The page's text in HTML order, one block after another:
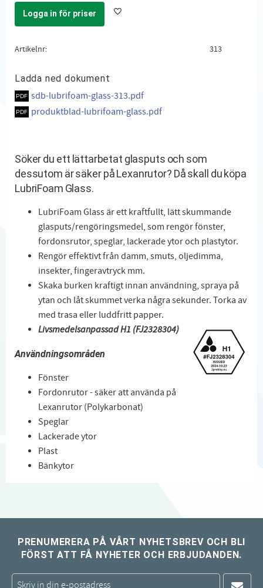
Logga in för priser Lägg till i favoriter
Artikelnr 313
Ladda ned dokument
sdb-lubrifoam-glass-313.pdf
produktblad-lubrifoam-glass.pdf
Söker du ett lättarbetat glasputs och som
dessutom är säker på Lexanrutor? Då skall du köpa
LubriFoam Glass.
LubriFoam Glass är ett kraftfullt, lätt skummande
glasputs/rengöringsmedel, som rengör fönster,
fordonsrutor, speglar, lackerade ytor och plastytor.
Rengör effektivt från damm, smuts, oljedimma,
insekter, fingeravtryck mm.
Skaka burken kraftigt innan användning, spraya på
ytan och låt skummet verka några sekunder. Torka av
med trasa eller luddfritt papper.
Livsmedelsanpassad H1 (FJ2328304)
Användningsområden
Fönster
Fordonrutor - säker att använda på
Lexanrutor (Polykarbonat)
Speglar
Lackerade ytor
Plast
Bänkytor
PRENUMERERA PÅ VÅRT NYHETSBREV OCH BLI
FÖRST ATT FÅ NYHETER OCH ERBJUDANDEN.